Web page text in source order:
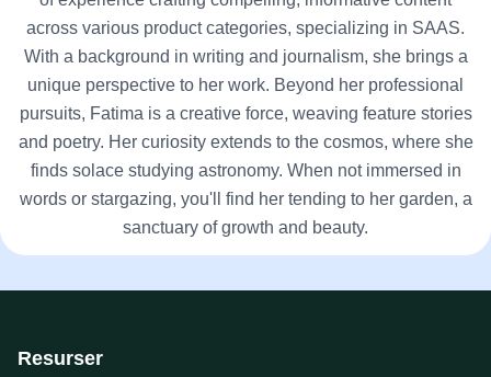
across various product categories, specializing in SAAS.
With a background in writing and journalism, she brings a
unique perspective to her work. Beyond her professional
pursuits, Fatima is a creative force, weaving feature stories
and poetry. Her curiosity extends to the cosmos, where she
finds solace studying astronomy. When not immersed in
words or stargazing, you'll find her tending to her garden, a
sanctuary of growth and beauty.
Resurser